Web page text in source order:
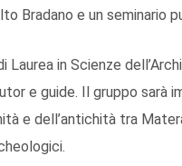
Bradano e un seminario
in Scienze
e guide. Il gruppo sarà
e dell’antichità tra